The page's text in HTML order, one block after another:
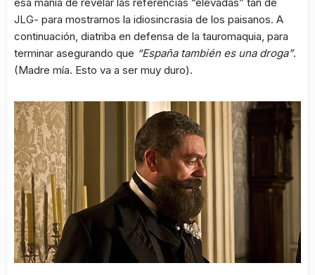
JLG- para mostrarnos la idiosincrasia de los paisanos. A
continuación, diatriba en defensa de la tauromaquia, para
terminar asegurando que “España también es una droga”.
(Madre mía. Esto va a ser muy duro).